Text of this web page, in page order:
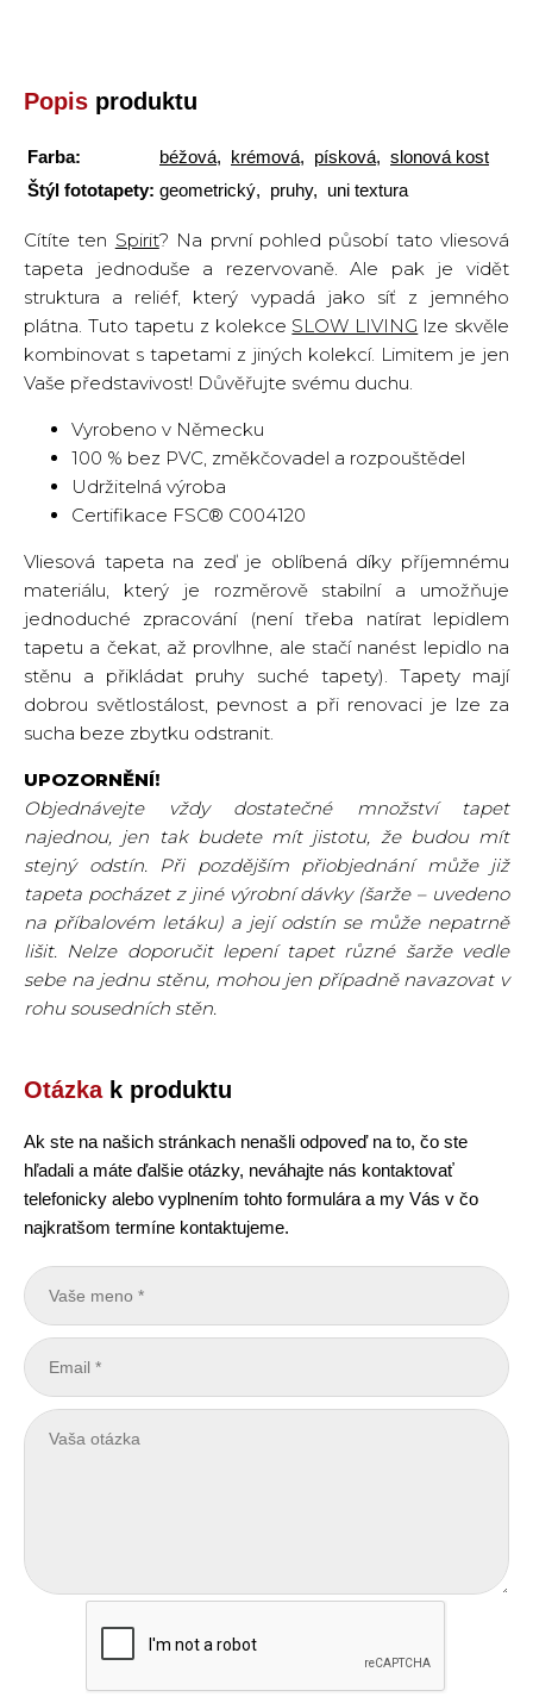
Popis produktu
Farba: béžová, krémová, písková, slonová kost
Štýl fototapety: geometrický, pruhy, uni textura
Cítíte ten Spirit? Na první pohled působí tato vliesová
tapeta jednoduše a rezervovaně. Ale pak je vidět
struktura a reliéf, který vypadá jako síť z jemného
plátna. Tuto tapetu z kolekce SLOW LIVING lze skvěle
kombinovat s tapetami z jiných kolekcí. Limitem je jen
Vaše představivost! Důvěřujte svému duchu.
Vyrobeno v Německu
100 % bez PVC, změkčovadel a rozpouštědel
Udržitelná výroba
Certifikace FSC® C004120
Vliesová tapeta na zeď je oblíbená díky příjemnému
materiálu, který je rozměrově stabilní a umožňuje
jednoduché zpracování (není třeba natírat lepidlem
tapetu a čekat, až provlhne, ale stačí nanést lepidlo na
stěnu a přikládat pruhy suché tapety). Tapety mají
dobrou světlostálost, pevnost a při renovaci je lze za
sucha beze zbytku odstranit.
UPOZORNĚNÍ!
Objednávejte vždy dostatečné množství tapet
najednou, jen tak budete mít jistotu, že budou mít
stejný odstín. Při pozdějším přiobjednání může již
tapeta pocházet z jiné výrobní dávky (šarže – uvedeno
na příbalovém letáku) a její odstín se může nepatrně
lišit. Nelze doporučit lepení tapet různé šarže vedle
sebe na jednu stěnu, mohou jen případně navazovat v
rohu sousedních stěn.
Otázkak produktu
Ak ste na našich stránkach nenašli odpoveď na to, čo ste
hľadali a máte ďalšie otázky, neváhajte nás kontaktovať
telefonicky alebo vyplnením tohto formulára a my Vás v čo
najkratšom termíne kontaktujeme.